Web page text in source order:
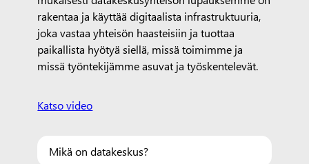
rakentaa ja käyttää digitaalista infrastruktuuria,
joka vastaa yhteisön haasteisiin ja tuottaa
paikallista hyötyä siellä, missä toimimme ja
missä työntekijämme asuvat ja työskentelevät.
Katso video
Mikä on datakeskus?